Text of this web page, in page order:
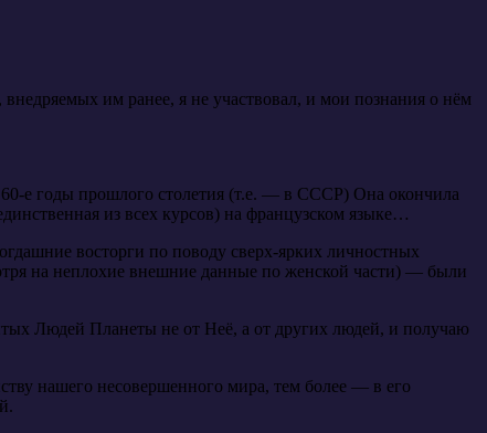
им ранее, я не участвовал, и мои познания о нём
е годы прошлого столетия (т.е. — в СССР) Она окончила
из всех курсов) на французском языке…
восторги по поводу сверх-ярких личностных
на неплохие внешние данные по женской части) — были
Людей Планеты не от Неё, а от других людей, и получаю
нашего несовершенного мира, тем более — в его